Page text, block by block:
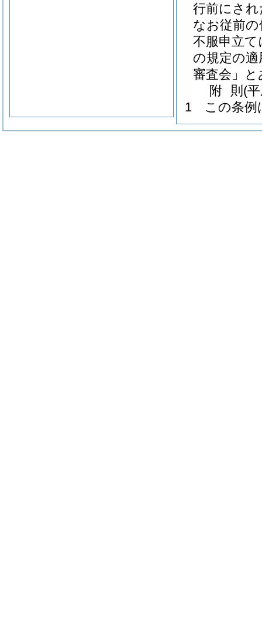
行前にさ
なお従前
不服申立て
の規定の
審査会」
附 則 (
1
この条例